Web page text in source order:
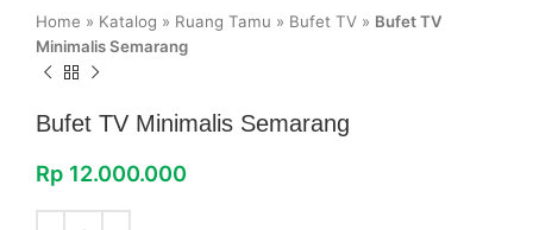
Home » Katalog » Ruang Tamu » Bufet TV » Bufet TV
Minimalis Semarang
Bufet TV Minimalis Semarang
Rp 12.000.000